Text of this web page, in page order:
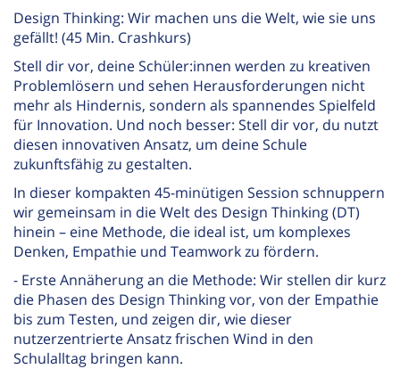
Design Thinking: Wir machen uns die Welt, wie sie uns
gefällt! (45 Min. Crashkurs)
Stell dir vor, deine Schüler:innen werden zu kreativen
Problemlösern und sehen Herausforderungen nicht
mehr als Hindernis, sondern als spannendes Spielfeld
für Innovation. Und noch besser: Stell dir vor, du nutzt
diesen innovativen Ansatz, um deine Schule
zukunftsfähig zu gestalten.
In dieser kompakten 45-minütigen Session schnuppern
wir gemeinsam in die Welt des Design Thinking (DT)
hinein – eine Methode, die ideal ist, um komplexes
Denken, Empathie und Teamwork zu fördern.
- Erste Annäherung an die Methode: Wir stellen dir kurz
die Phasen des Design Thinking vor, von der Empathie
bis zum Testen, und zeigen dir, wie dieser
nutzerzentrierte Ansatz frischen Wind in den
Schulalltag bringen kann.